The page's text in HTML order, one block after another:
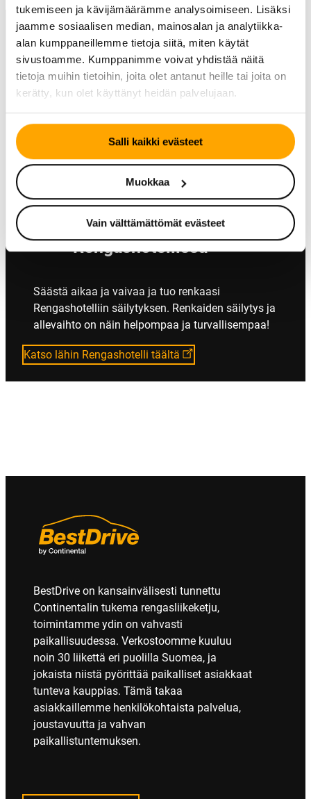
tukemiseen ja kävijämäärämme analysoimiseen. Lisäksi
jaamme sosiaalisen median, mainosalan ja analytiikka-
alan kumppaneillemme tietoja siitä, miten käytät
sivustoamme. Kumppanimme voivat yhdistää näitä
tietoja muihin tietoihin, joita olet antanut heille tai joita on
kerätty, kun olet käyttänyt heidän palvelujaan.
Salli kaikki evästeet
Muokkaa
Vain välttämättömät evästeet
Säilytä renkaasi BestDriven
Rengashotellissa
Säästä aikaa ja vaivaa ja tuo renkaasi
Rengashotelliin säilytyksen. Renkaiden säilytys ja
allevaihto on näin helpompaa ja turvallisempaa!
Katso lähin Rengashotelli täältä
BestDrive on kansainvälisesti tunnettu
Continentalin tukema rengasliikeketju,
toimintamme ydin on vahvasti
paikallisuudessa. Verkostoomme kuuluu
noin 30 liikettä eri puolilla Suomea, ja
jokaista niistä pyörittää paikalliset asiakkaat
tunteva kauppias. Tämä takaa
asiakkaillemme henkilökohtaista palvelua,
joustavuutta ja vahvan
paikallistuntemuksen.